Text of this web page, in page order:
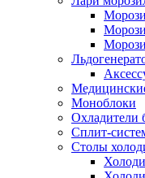
Моноблоки
Охладители
Сплит-
Столы